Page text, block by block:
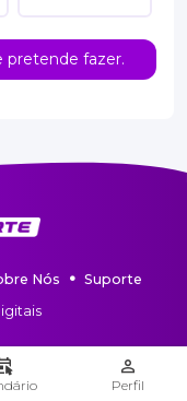
pretende fazer.
Perfil
Nós
Suporte